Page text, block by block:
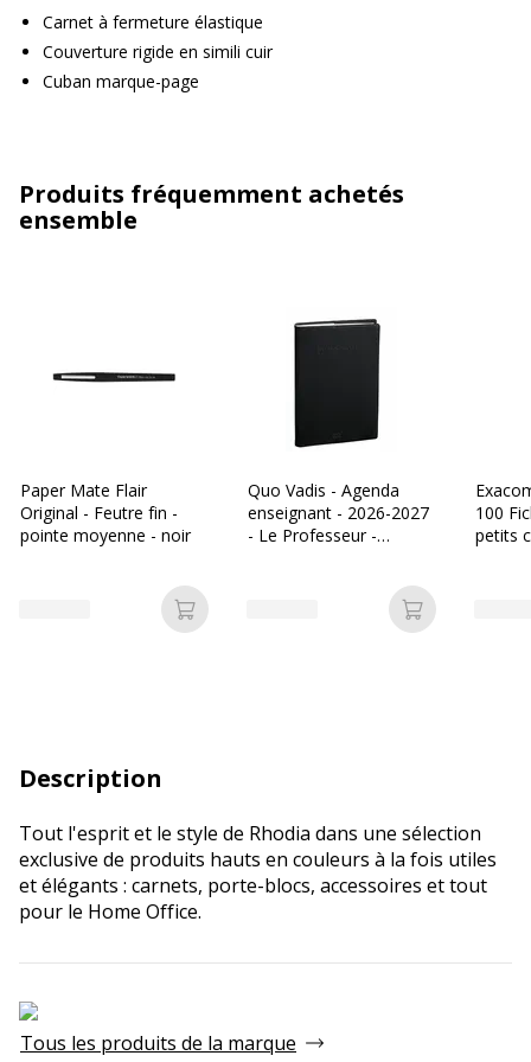
Carnet à fermeture élastique
Couverture rigide en simili cuir
Cuban marque-page
Produits fréquemment achetés
ensemble
Paper Mate Flair
Original - Feutre fin -
pointe moyenne - noir
Ajouter au panier
Quo Vadis - Agenda
enseignant - 2026-2027
- Le Professeur -
- 12 mois de mi-juillet à
mi-juillet - 21x27 cm Ajouter au
100
petits
Description
Tout l'esprit et le style de Rhodia dans une sélection
exclusive de produits hauts en couleurs à la fois utiles
et élégants : carnets, porte-blocs, accessoires et tout
pour le Home Office.
Tous les produits de la marque